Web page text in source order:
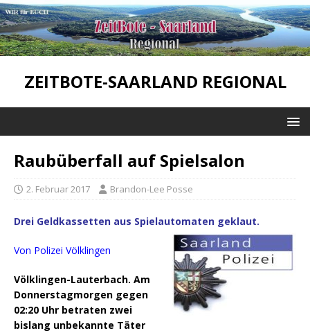
ZEITBOTE-SAARLAND REGIONAL
Raubüberfall auf Spielsalon
2. Februar 2017 Brandon-Lee Posse
Drei Geldkassetten aus Spielautomaten geklaut.
Von Polizei Völklingen
Völklingen-Lauterbach. Am
Donnerstagmorgen gegen
02:20 Uhr betraten zwei
bislang unbekannte Täter